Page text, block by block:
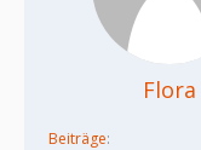
Flora
Beiträge